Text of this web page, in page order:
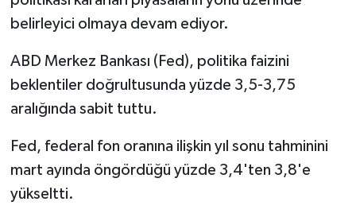
belirleyici olmaya devam ediyor.
ABD Merkez Bankası (Fed), politika faizini
beklentiler doğrultusunda yüzde 3,5-3,75
aralığında sabit tuttu.
Fed, federal fon oranına ilişkin yıl sonu tahminini
mart ayında öngördüğü yüzde 3,4'ten 3,8'e
yükseltti.